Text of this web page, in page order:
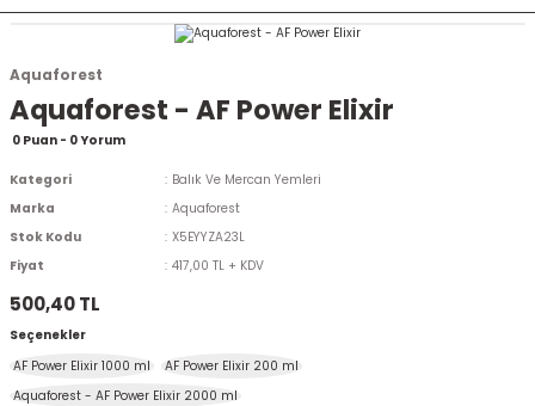
Aquaforest
Aquaforest - AF Power Elixir
0 Puan - 0 Yorum
Kategori
Balık Ve Mercan Yemleri
Marka
Aquaforest
Stok Kodu
X5EYYZA23L
Fiyat
417,00 TL + KDV
500,40 TL
Seçenekler
AF Power Elixir 1000 ml
AF Power Elixir 200 ml
Aquaforest - AF Power Elixir 2000 ml